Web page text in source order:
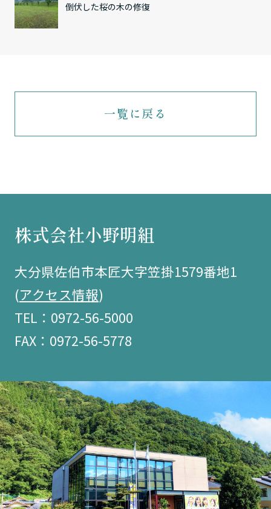
倒伏した桜の木の修復
一覧に戻る
株式会社小野明組
大分県佐伯市本匠大字笠掛1579番地1
(アクセス情報)
TEL：0972-56-5000
FAX：0972-56-5778